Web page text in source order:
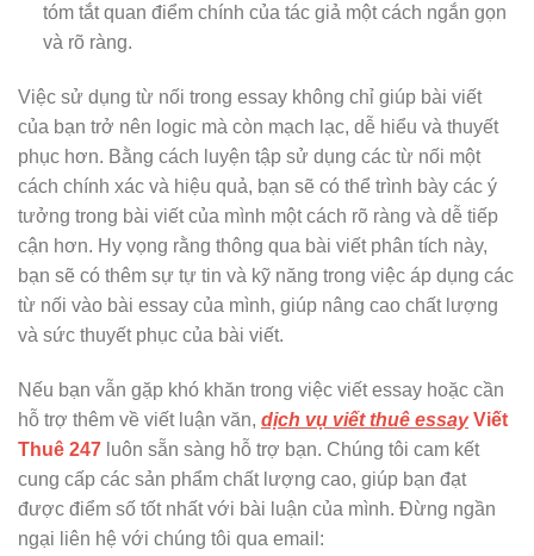
tóm tắt quan điểm chính của tác giả một cách ngắn gọn
và rõ ràng.
Việc sử dụng từ nối trong essay không chỉ giúp bài viết
của bạn trở nên logic mà còn mạch lạc, dễ hiểu và thuyết
phục hơn. Bằng cách luyện tập sử dụng các từ nối một
cách chính xác và hiệu quả, bạn sẽ có thể trình bày các ý
tưởng trong bài viết của mình một cách rõ ràng và dễ tiếp
cận hơn. Hy vọng rằng thông qua bài viết phân tích này,
bạn sẽ có thêm sự tự tin và kỹ năng trong việc áp dụng các
từ nối vào bài essay của mình, giúp nâng cao chất lượng
và sức thuyết phục của bài viết.
Nếu bạn vẫn gặp khó khăn trong việc viết essay hoặc cần
hỗ trợ thêm về viết luận văn, dịch vụ viết thuê essay Viết
Thuê 247 luôn sẵn sàng hỗ trợ bạn. Chúng tôi cam kết
cung cấp các sản phẩm chất lượng cao, giúp bạn đạt
được điểm số tốt nhất với bài luận của mình. Đừng ngần
ngại liên hệ với chúng tôi qua email: